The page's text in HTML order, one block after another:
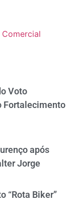
Comercial
Voto
Fortalecimento
após
Jorge
“Rota Biker”